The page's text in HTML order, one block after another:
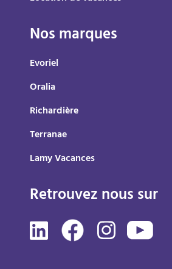
Nos marques
Evoriel
Oralia
Richardière
Terranae
Lamy Vacances
Retrouvez nous sur